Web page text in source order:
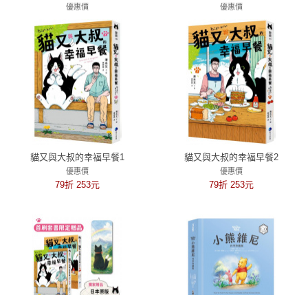
刺客水墨古風海報）
優惠價
79折 1761元
優惠價
79折 315元
貓又與大叔的幸福早餐1
優惠價
79折 253元
貓又與大叔的幸福早餐2
優惠價
79折 253元